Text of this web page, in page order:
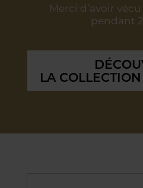
Merci d’avoir
pendant
LA